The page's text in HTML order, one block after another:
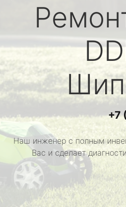
+7
Наш инженер с полным
Вас и сделает